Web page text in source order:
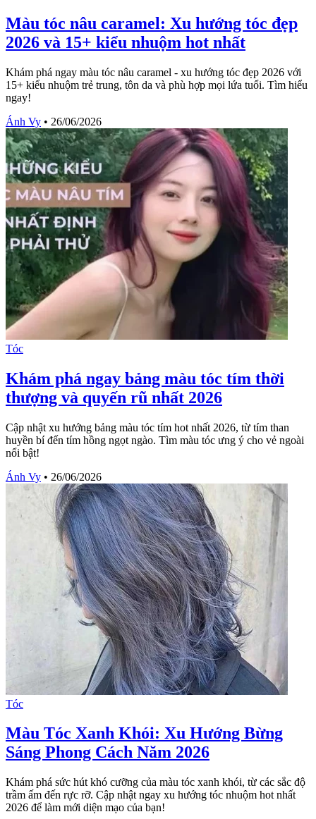
Màu tóc nâu caramel: Xu hướng tóc đẹp
2026 và 15+ kiểu nhuộm hot nhất
Khám phá ngay màu tóc nâu caramel - xu hướng tóc đẹp 2026 với
15+ kiểu nhuộm trẻ trung, tôn da và phù hợp mọi lứa tuổi. Tìm hiểu
ngay!
Ánh Vy • 26/06/2026
Tóc
Khám phá ngay bảng màu tóc tím thời
thượng và quyến rũ nhất 2026
Cập nhật xu hướng bảng màu tóc tím hot nhất 2026, từ tím than
huyền bí đến tím hồng ngọt ngào. Tìm màu tóc ưng ý cho vẻ ngoài
nổi bật!
Ánh Vy • 26/06/2026
Tóc
Màu Tóc Xanh Khói: Xu Hướng Bừng
Sáng Phong Cách Năm 2026
Khám phá sức hút khó cưỡng của màu tóc xanh khói, từ các sắc độ
trầm ấm đến rực rỡ. Cập nhật ngay xu hướng tóc nhuộm hot nhất
2026 để làm mới diện mạo của bạn!